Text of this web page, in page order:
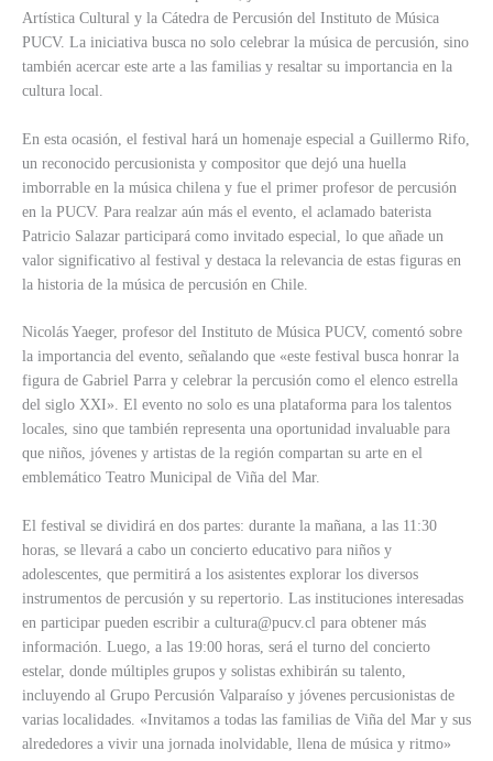
Artística Cultural y la Cátedra de Percusión del Instituto de Música
PUCV. La iniciativa busca no solo celebrar la música de percusión, sino
también acercar este arte a las familias y resaltar su importancia en la
cultura local.
En esta ocasión, el festival hará un homenaje especial a Guillermo Rifo,
un reconocido percusionista y compositor que dejó una huella
imborrable en la música chilena y fue el primer profesor de percusión
en la PUCV. Para realzar aún más el evento, el aclamado baterista
Patricio Salazar participará como invitado especial, lo que añade un
valor significativo al festival y destaca la relevancia de estas figuras en
la historia de la música de percusión en Chile.
Nicolás Yaeger, profesor del Instituto de Música PUCV, comentó sobre
la importancia del evento, señalando que «este festival busca honrar la
figura de Gabriel Parra y celebrar la percusión como el elenco estrella
del siglo XXI». El evento no solo es una plataforma para los talentos
locales, sino que también representa una oportunidad invaluable para
que niños, jóvenes y artistas de la región compartan su arte en el
emblemático Teatro Municipal de Viña del Mar.
El festival se dividirá en dos partes: durante la mañana, a las 11:30
horas, se llevará a cabo un concierto educativo para niños y
adolescentes, que permitirá a los asistentes explorar los diversos
instrumentos de percusión y su repertorio. Las instituciones interesadas
en participar pueden escribir a cultura@pucv.cl para obtener más
información. Luego, a las 19:00 horas, será el turno del concierto
estelar, donde múltiples grupos y solistas exhibirán su talento,
incluyendo al Grupo Percusión Valparaíso y jóvenes percusionistas de
varias localidades. «Invitamos a todas las familias de Viña del Mar y sus
alrededores a vivir una jornada inolvidable, llena de música y ritmo»